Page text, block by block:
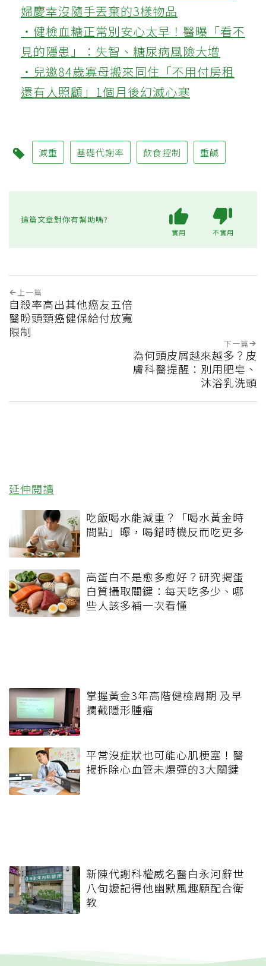
婦慶幸沒隨手丟棄的3樣物品
‧健檢血糖正常別安心太早！醫曝「看不
見的隱患」：失智、糖尿病風險大增
‧兒邀84歲寡母搬來同住「不用付房租
還有人照顧」1個月後幻滅心寒
減重 基礎代謝率 飲食控制 重鹹
這篇文章對你有幫助嗎?
實用 不實用
上一篇
自殺率高出其他癌友五倍
醫盼頭頸癌健保給付放寬
限制
下一篇
為何頭皮屑越來越多？皮
膚科醫提醒：別用肥皂、
沐浴乳洗頭
延伸閱讀
吃飯喝水能減重？「喝水黃金時
間點」曝，喝錯時機反而吃更多
高蛋白不是愈多愈好？研究揭蛋
白質攝取關鍵：每天吃多少、哪
些人該多補一次看懂
掌握黃金3年高階健檢周期 及早
攔截隱形腫瘤
平常沒症狀也可能心肌梗塞！醫
揭拆除心血管未爆彈的3大關鍵
新陳代謝科權威名醫白永河辭世
八旬嬤記得他幽默風趣願配合衛
教